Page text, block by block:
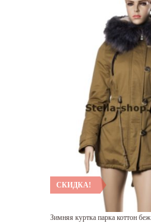
СКИДКА!
Зимняя куртка парка коттон беж